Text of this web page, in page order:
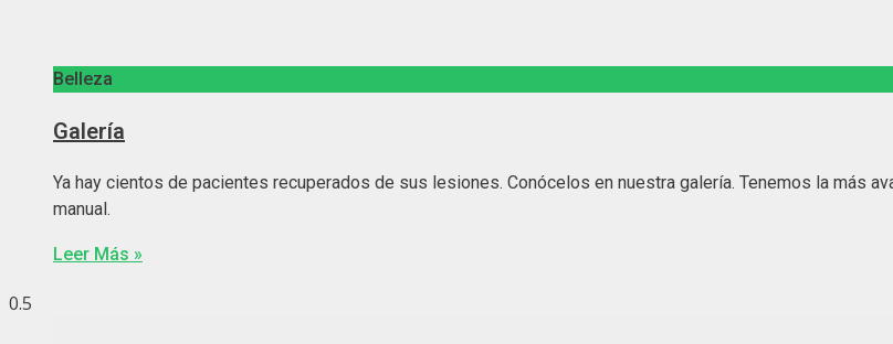
Belleza
Galería
Ya hay cientos de pacientes recuperados de sus lesiones. Conócelos en nuestra galería. Tenemos la más
manual.
Leer Más »